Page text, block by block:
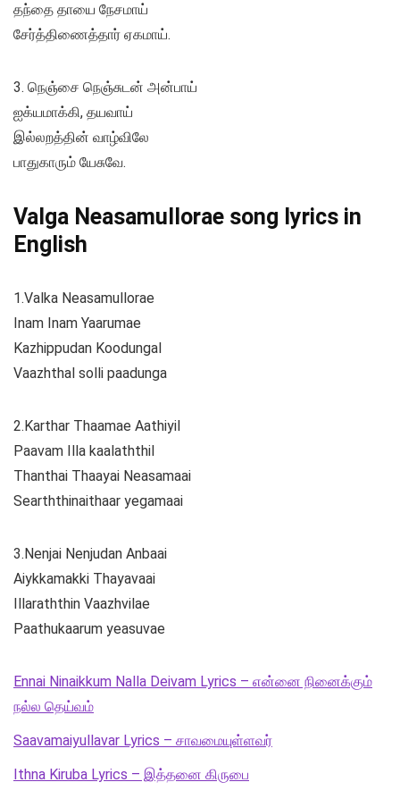
தந்தை தாயை நேசமாய்
சேர்த்திணைத்தார் ஏகமாய்.
3. நெஞ்சை நெஞ்சுடன் அன்பாய்
ஐக்யமாக்கி, தயவாய்
இல்லறத்தின் வாழ்விலே
பாதுகாரும் யேசுவே.
Valga Neasamullorae song lyrics in
English
1.Valka Neasamullorae
Inam Inam Yaarumae
Kazhippudan Koodungal
Vaazhthal solli paadunga
2.Karthar Thaamae Aathiyil
Paavam Illa kaalaththil
Thanthai Thaayai Neasamaai
Searththinaithaar yegamaai
3.Nenjai Nenjudan Anbaai
Aiykkamakki Thayavaai
Illaraththin Vaazhvilae
Paathukaarum yeasuvae
Ennai Ninaikkum Nalla Deivam Lyrics – என்னை நினைக்கும்
நல்ல தெய்வம்
Saavamaiyullavar Lyrics – சாவமையுள்ளவர்
Ithna Kiruba Lyrics – இத்தனை கிருபை